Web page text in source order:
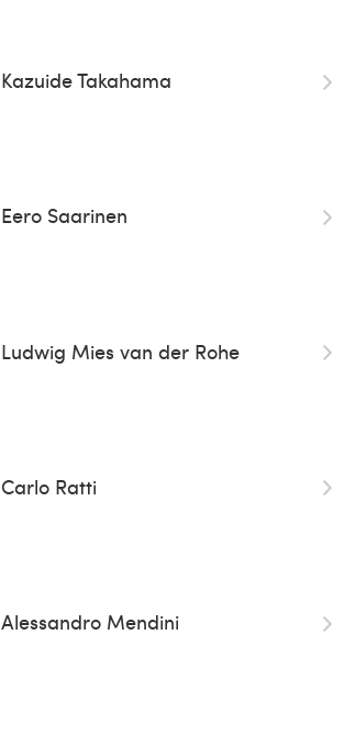
Kazuide Takahama
Eero Saarinen
Ludwig Mies van der Rohe
Carlo Ratti
Alessandro Mendini